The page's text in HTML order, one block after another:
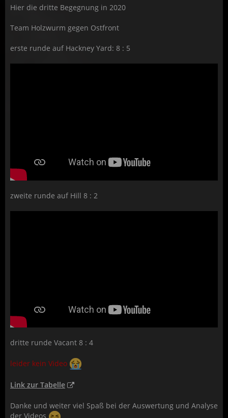
Hier die dritte Begegnung in 2020
Team Holzwurm gegen Ostfront
erste runde auf Hackney Yard: 8 : 5
zweite runde auf Hill 8 : 2
dritte runde Vacant 8 : 4
leider kein Video
Link zur Tabelle
Danke und weiter viel Spaß bei der Auswertung und Analyse
der Videos